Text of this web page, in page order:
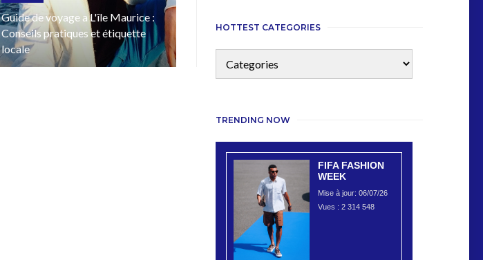
Guide de voyage a L'île Maurice :
Conseils pratiques et étiquette
locale
HOTTEST CATEGORIES
TRENDING NOW
FIFA FASHION
WEEK
Mise à jour: 06/07/26
Vues : 2 314 548